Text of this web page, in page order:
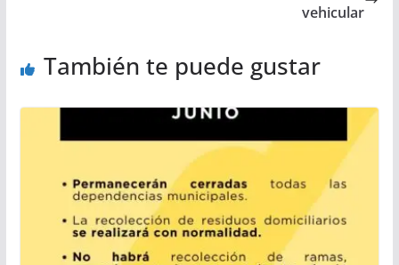
vehicular
También te puede gustar